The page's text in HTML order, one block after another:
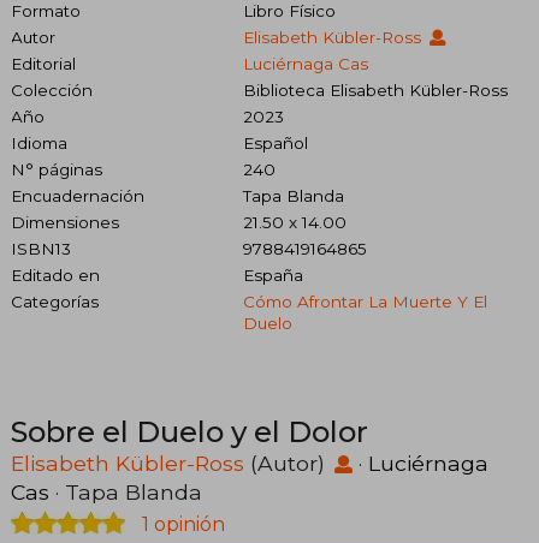
Formato
Libro Físico
Autor
Elisabeth Kübler-Ross
Editorial
Luciérnaga Cas
Colección
Biblioteca Elisabeth Kübler-Ross
Año
2023
Idioma
Español
N° páginas
240
Encuadernación
Tapa Blanda
Dimensiones
21.50 x 14.00
ISBN13
9788419164865
Editado en
España
Categorías
Cómo Afrontar La Muerte Y El
Duelo
Sobre el Duelo y el Dolor
Elisabeth Kübler-Ross (Autor) · Luciérnaga
Cas · Tapa Blanda
1 opinión